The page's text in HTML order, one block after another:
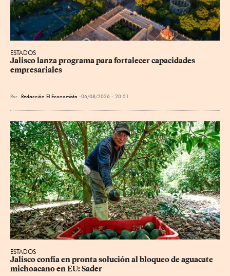
ESTADOS
Jalisco lanza programa para fortalecer capacidades
empresariales
Por Redacción El Economista 06/08/2026 - 20:51
ESTADOS
Jalisco confía en pronta solución al bloqueo de aguacate
michoacano en EU: Sader